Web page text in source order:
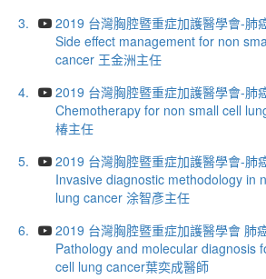
3.
2019 台灣胸腔暨重症加護醫學會-肺
Side effect management for non
cancer 王金洲主任
4.
2019 台灣胸腔暨重症加護醫學會-肺
Chemotherapy for non small cell
椿主任
5.
2019 台灣胸腔暨重症加護醫學會-肺
Invasive diagnostic methodology in
lung cancer 涂智彥主任
6.
2019 台灣胸腔暨重症加護醫學會 肺
Pathology and molecular diagnosis
cell lung cancer葉奕成醫師